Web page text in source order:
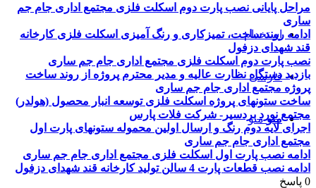
استخدام
فارسی
منو منو
مراحل پایانی نصب پارت دوم اسکلت فلزی مجتمع اداری جام جم
ساری
ادامه روند ساخت، تمیزکاری و رنگ آمیزی اسکلت فلزی کارخانه
قند شهدای دزفول
نصب پارت دوم اسکلت فلزی مجتمع اداری جام جم ساری
بازدید دستگاه نظارت عالیه و مدیر محترم پروژه از روند ساخت
پروژه مجتمع اداری جام جم ساری
ساخت ستونهای پروژه اسکلت فلزی توسعه انبار محصول (هولدر)
مجتمع نورد بردسیر- شرکت فلات پارس
اجرای لایه دوم رنگ و ارسال اولین محموله ستونهای پارت اول
مجتمع اداری جام جم ساری
ادامه نصب پارت اول اسکلت فلزی مجتمع اداری جام جم ساری
ادامه نصب قطعات پارت 4 سالن تولید کارخانه قند شهدای دزفول
0 پاسخ